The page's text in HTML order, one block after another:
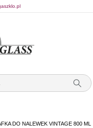
DO NALEWEK VINTAGE 800 ML